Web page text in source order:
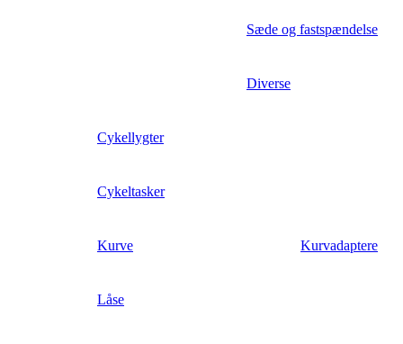
Sæde og fastspændelse
Diverse
Cykellygter
Cykeltasker
Kurve Kurvadaptere
Låse